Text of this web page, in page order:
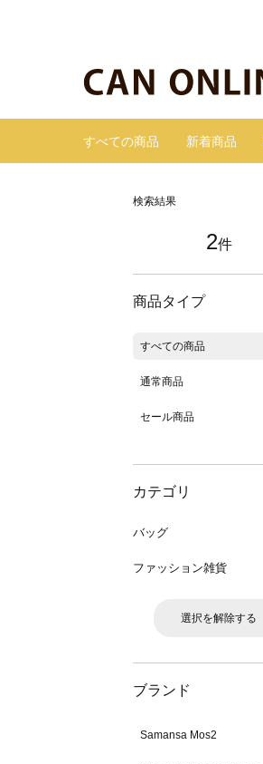
すべての商品 新着商品
検索結果
2件
商品タイプ
すべての商品
通常商品
セール商品
カテゴリ
バッグ
ファッション雑貨
選択を解除する
ブランド
Samansa Mos2